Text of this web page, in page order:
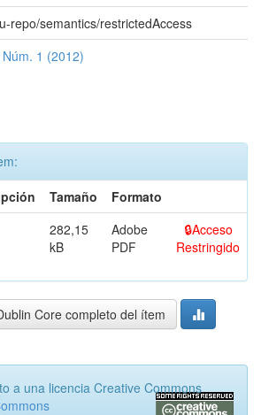
repo/semantics/restrictedAccess
1 (2012)
Tamaño
Formato
282,15
kB
Adobe
PDF
Acceso
Restringido
Core completo del ítem
a una licencia Creative Commons